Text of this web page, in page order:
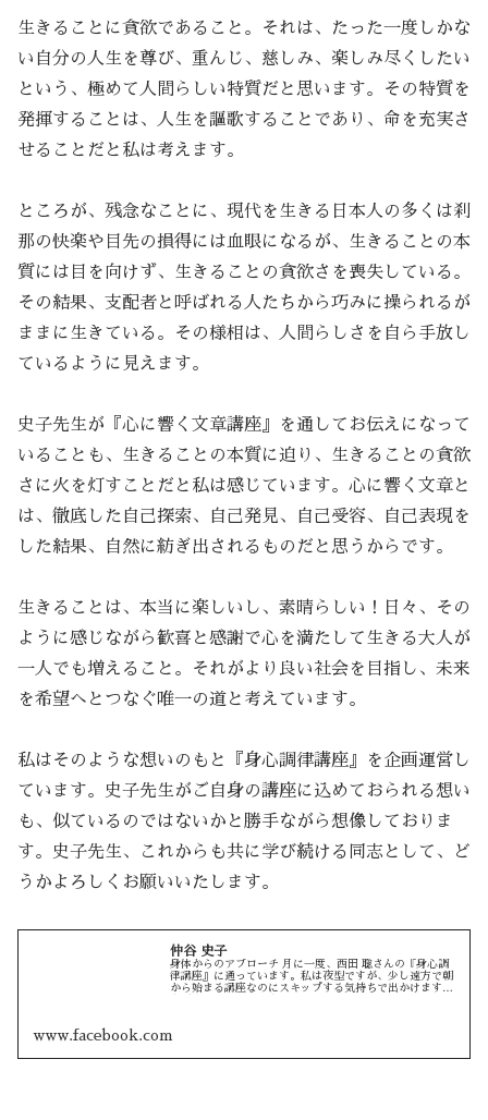
生きることに貪欲であること。それは、たった一度しかな
い自分の人生を尊び、重んじ、慈しみ、楽しみ尽くしたい
という、極めて人間らしい特質だと思います。その特質を
発揮することは、人生を謳歌することであり、命を充実さ
せることだと私は考えます。
ところが、残念なことに、現代を生きる日本人の多くは刹
那の快楽や目先の損得には血眼になるが、生きることの本
質には目を向けず、生きることの貪欲さを喪失している。
その結果、支配者と呼ばれる人たちから巧みに操られるが
ままに生きている。その様相は、人間らしさを自ら手放し
ているように見えます。
史子先生が『心に響く文章講座』を通してお伝えになって
いることも、生きることの本質に迫り、生きることの貪欲
さに火を灯すことだと私は感じています。心に響く文章と
は、徹底した自己探索、自己発見、自己受容、自己表現を
した結果、自然に紡ぎ出されるものだと思うからです。
生きることは、本当に楽しいし、素晴らしい！日々、その
ように感じながら歓喜と感謝で心を満たして生きる大人が
一人でも増えること。それがより良い社会を目指し、未来
を希望へとつなぐ唯一の道と考えています。
私はそのような想いのもと『身心調律講座』を企画運営し
ています。史子先生がご自身の講座に込めておられる想い
も、似ているのではないかと勝手ながら想像しておりま
す。史子先生、これからも共に学び続ける同志として、ど
うかよろしくお願いいたします。
仲谷 史子
身体からのアプローチ 月に一度、西田 聡さんの『身心調
律講座』に通っています。私は夜型ですが、少し遠方で朝
から始まる講座なのにスキップする気持ちで出かけます。
www.facebook.com